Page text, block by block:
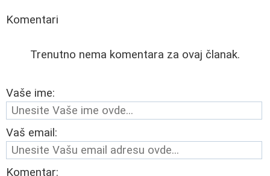
Komentari
Trenutno nema komentara za ovaj članak.
Vaše ime:
Vaš email:
Komentar: